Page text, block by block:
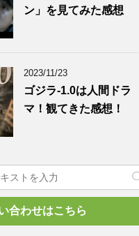
ン」を見てみた感想
2023/11/23
ゴジラ-1.0は人間ドラ
マ！観てきた感想！
合わせはこちら